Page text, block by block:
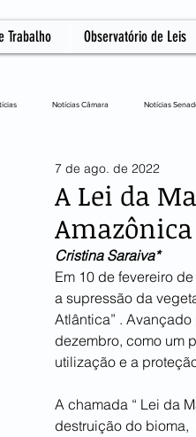
Trabalho Observatório de Leis
Notícias Câmara Notícias
Notícias Câmara Artigo NOTA
A Lei da
Amazônica
7 de ago. de 2022
Cristina Saraiva*
Em 10 de fevereiro
a supressão da
Atlântica” .
dezembro, como um
utilização e a
A chamada “ Lei da
destruição do bioma,